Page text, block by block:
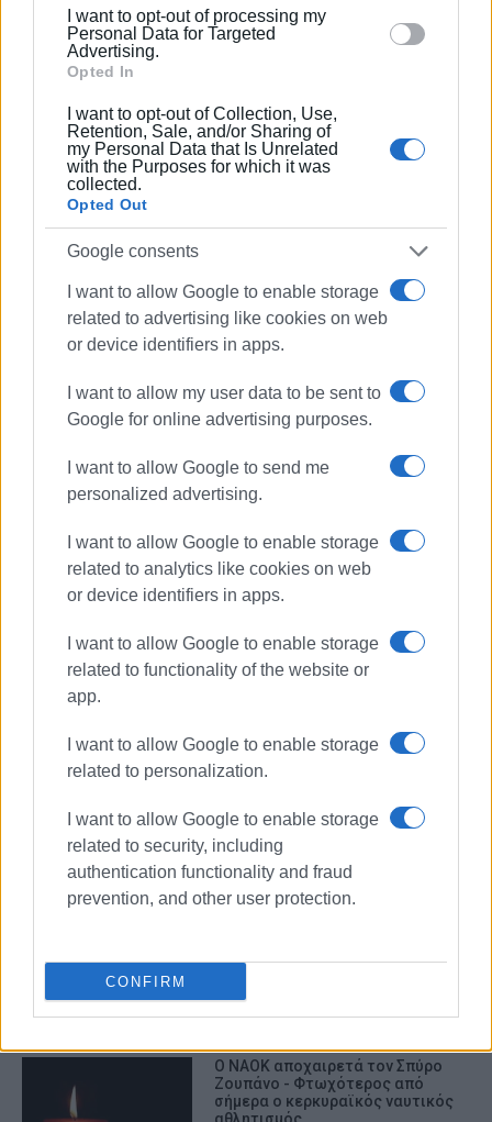
section.
I want to opt-out of processing my
Personal Data for Targeted
Advertising.
Opted In
I want to opt-out of Collection, Use,
Retention, Sale, and/or Sharing of
my Personal Data that Is Unrelated
with the Purposes for which it was
collected.
Opted Out
Google consents
I want to allow Google to enable storage
related to advertising like cookies on web
or device identifiers in apps.
I want to allow my user data to be sent to
Google for online advertising purposes.
I want to allow Google to send me
personalized advertising.
I want to allow Google to enable storage
related to analytics like cookies on web
or device identifiers in apps.
I want to allow Google to enable storage
related to functionality of the website or
app.
I want to allow Google to enable storage
related to personalization.
I want to allow Google to enable storage
related to security, including
authentication functionality and fraud
prevention, and other user protection.
CONFIRM
Channel (στα πρώτα χρόνια λειτουργίας του) και
Start TV, συνολικά 15 χρόνια.
Ακολουθήστε το enimerosi στοFacebook
ΣΧΕΤΙΚA AΡΘΡΑ
Ο ΝΑΟΚ αποχαιρετά τον Σπύρο
Ζουπάνο - Φτωχότερος από
σήμερα ο κερκυραϊκός ναυτικός